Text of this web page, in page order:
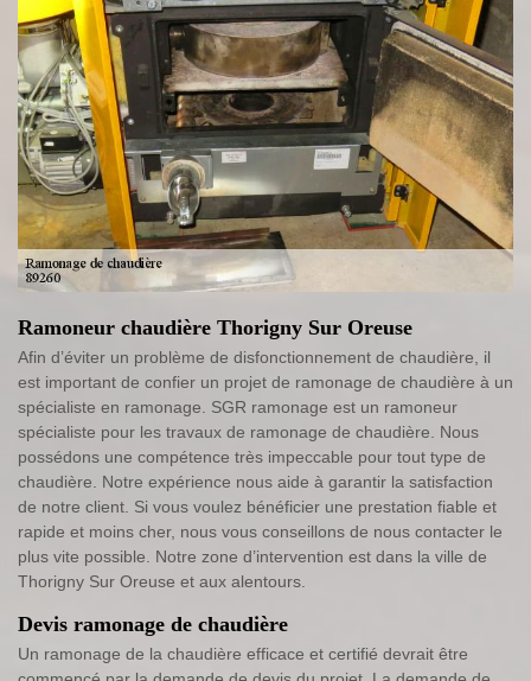
Ramoneur chaudière Thorigny Sur Oreuse
Afin d’éviter un problème de disfonctionnement de chaudière, il
est important de confier un projet de ramonage de chaudière à un
spécialiste en ramonage. SGR ramonage est un ramoneur
spécialiste pour les travaux de ramonage de chaudière. Nous
possédons une compétence très impeccable pour tout type de
chaudière. Notre expérience nous aide à garantir la satisfaction
de notre client. Si vous voulez bénéficier une prestation fiable et
rapide et moins cher, nous vous conseillons de nous contacter le
plus vite possible. Notre zone d’intervention est dans la ville de
Thorigny Sur Oreuse et aux alentours.
Devis ramonage de chaudière
Un ramonage de la chaudière efficace et certifié devrait être